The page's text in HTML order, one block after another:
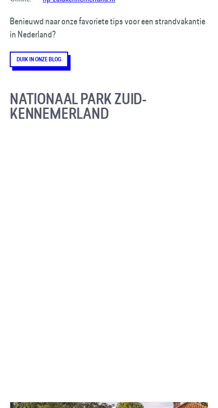
Benieuwd naar onze favoriete tips voor een strandvakantie
in Nederland?
DUIK IN ONZE BLOG
NATIONAAL PARK ZUID-
KENNEMERLAND